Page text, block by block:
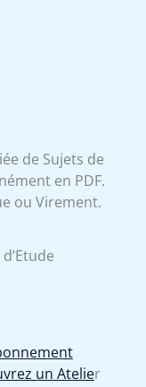
de Sujets de
en PDF.
ou Virement.
un Atelier